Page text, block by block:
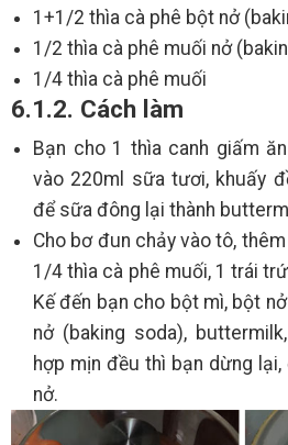
1+1/2 thìa cà phê bột nở
1/2 thìa cà phê muối nở
1/4 thìa cà phê muối
6.1.2. Cách làm
Bạn cho 1 thìa canh giấm
vào 220ml sữa tươi, khuấy
để sữa đông lại thành
Cho bơ đun chảy vào tô,
1/4 thìa cà phê muối, 1 trái
Kế đến bạn cho bột mì, bột
nở (baking soda),
hợp mịn đều thì bạn dừng
nở.